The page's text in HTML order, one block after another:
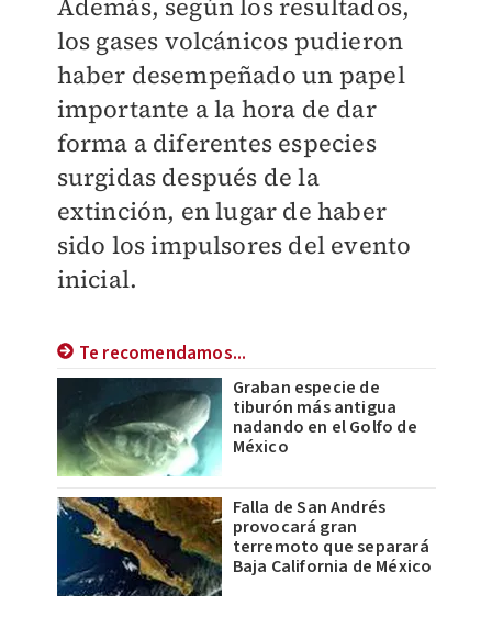
Además, según los resultados,
los gases volcánicos pudieron
haber desempeñado un papel
importante a la hora de dar
forma a diferentes especies
surgidas después de la
extinción, en lugar de haber
sido los impulsores del evento
inicial.
Te recomendamos...
Graban especie de
tiburón más antigua
nadando en el Golfo de
México
Falla de San Andrés
provocará gran
terremoto que separará
Baja California de México